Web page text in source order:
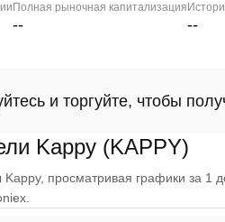
Полная рыночная капитализация
-- --
и торгуйте, чтобы
Kappy (KAPPY)
просматривая графики за